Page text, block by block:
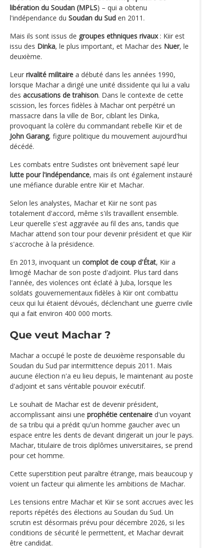
libération du Soudan (MPLS) – qui a obtenu
l'indépendance du Soudan du Sud en 2011.
Mais ils sont issus de groupes ethniques rivaux: Kiir est
issu des Dinka, le plus important, et Machar des Nuer, le
deuxième.
Leur rivalité militaire a débuté dans les années 1990,
lorsque Machar a dirigé une unité dissidente qui lui a valu
des accusations de trahison. Dans le contexte de cette
scission, les forces fidèles à Machar ont perpétré un
massacre dans la ville de Bor, ciblant les Dinka,
provoquant la colère du commandant rebelle Kiir et de
John Garang, figure politique du mouvement aujourd'hui
décédé.
Les combats entre Sudistes ont brièvement sapé leur
lutte pour l'indépendance, mais ils ont également instauré
une méfiance durable entre Kiir et Machar.
Selon les analystes, Machar et Kiir ne sont pas
totalement d'accord, même s'ils travaillent ensemble.
Leur querelle s'est aggravée au fil des ans, tandis que
Machar attend son tour pour devenir président et que Kiir
s'accroche à la présidence.
En 2013, invoquant un complot de coup d'État, Kiir a
limogé Machar de son poste d'adjoint. Plus tard dans
l'année, des violences ont éclaté à Juba, lorsque les
soldats gouvernementaux fidèles à Kiir ont combattu
ceux qui lui étaient dévoués, déclenchant une guerre civile
qui a fait environ 400 000 morts.
Que veut Machar ?
Machar a occupé le poste de deuxième responsable du
Soudan du Sud par intermittence depuis 2011. Mais
aucune élection n'a eu lieu depuis, le maintenant au poste
d'adjoint et sans véritable pouvoir exécutif.
Le souhait de Machar est de devenir président,
accomplissant ainsi une prophétie centenaire d'un voyant
de sa tribu qui a prédit qu'un homme gaucher avec un
espace entre les dents de devant dirigerait un jour le pays.
Machar, titulaire de trois diplômes universitaires, se prend
pour cet homme.
Cette superstition peut paraître étrange, mais beaucoup y
voient un facteur qui alimente les ambitions de Machar.
Les tensions entre Machar et Kiir se sont accrues avec les
reports répétés des élections au Soudan du Sud. Un
scrutin est désormais prévu pour décembre 2026, si les
conditions de sécurité le permettent, et Machar devrait
être candidat.